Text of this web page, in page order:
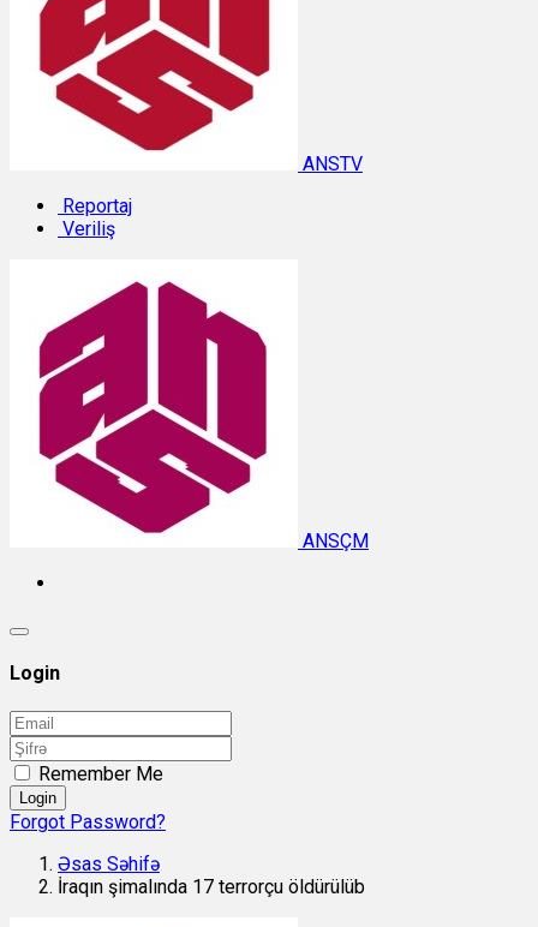
ANSTV
Reportaj
Veriliş
ANSÇM
Login
Remember Me
Login
Forgot Password?
Əsas Səhifə
İraqın şimalında 17 terrorçu öldürülüb